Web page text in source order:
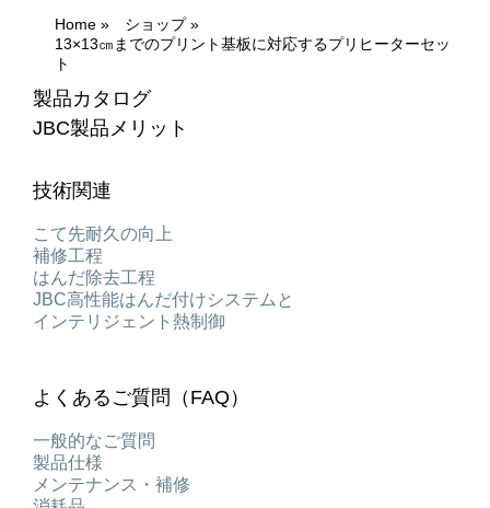
Home» ショップ»
13×13㎝までのプリント基板に対応するプリヒーターセッ
ト
製品カタログ
JBC製品メリット
技術関連
こて先耐久の向上
補修工程
はんだ除去工程
JBC高性能はんだ付けシステムと
インテリジェント熱制御
よくあるご質問（FAQ）
一般的なご質問
製品仕様
メンテナンス・補修